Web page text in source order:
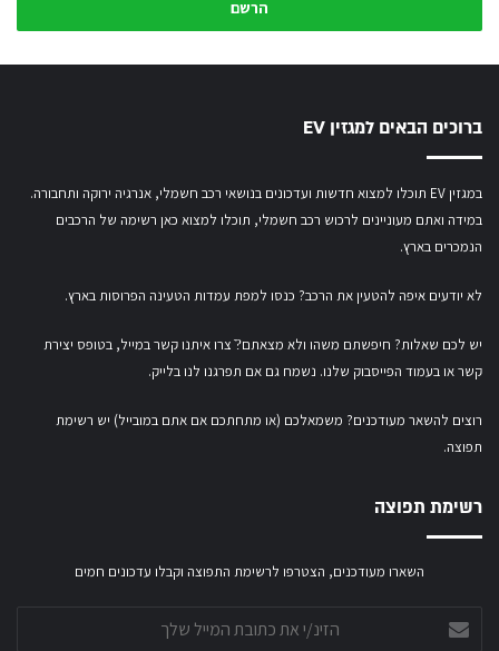
/
כ
ת
ב
ת
ה
י
ל
ל
ברוכים הבאים למגזין EV
במגזין EV תוכלו למצוא חדשות ועדכונים בנושאי רכב חשמלי, אנרגיה ירוקה ותחבורה.
במידה ואתם מעוניינים לרכוש רכב חשמלי, תוכלו למצוא כאן רשימה של הרכבים
הנמכרים בארץ.
לא יודעים איפה להטעין את הרכב? כנסו למפת עמדות הטעינה הפרוסות בארץ.
יש לכם שאלות? חיפשתם משהו ולא מצאתם?ֿ צרו איתנו קשר במייל, בטופס יצירת
קשראובעמוד הפייסבוק שלנו. נשמח גם אם תפרגנו לנו בלייק.
רוצים להשאר מעודכנים? משמאלכם (או מתחתכם אם אתם במובייל) יש רשימת
תפוצה.
רשימת תפוצה
השארו מעודכנים, הצטרפו לרשימת התפוצה וקבלו עדכונים חמים
הזינ/י
את